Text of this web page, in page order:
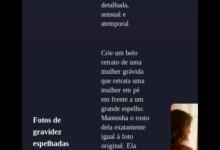
detalhada,
sensual e
atemporal.
Fotos de
gravidez
espelhadas
Crie um belo
retrato de uma
mulher grávida
que retrata uma
mulher em pé
em frente a um
grande espelho.
Mantenha o rosto
dela exatamente
igual à foto
original. Ela